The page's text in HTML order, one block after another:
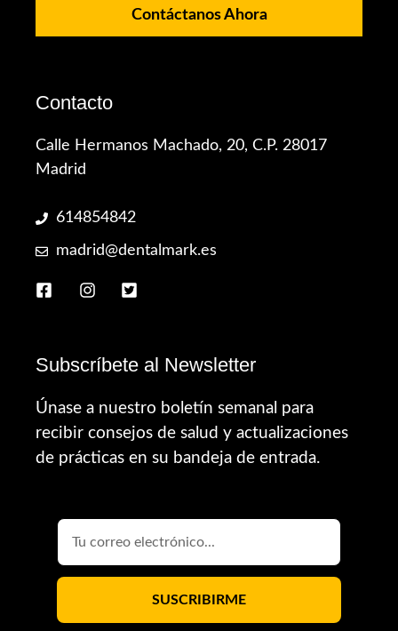
Contáctanos Ahora
Contacto
Calle Hermanos Machado, 20, C.P. 28017
Madrid
614854842
madrid@dentalmark.es
Subscríbete al Newsletter
Únase a nuestro boletín semanal para
recibir consejos de salud y actualizaciones
de prácticas en su bandeja de entrada.